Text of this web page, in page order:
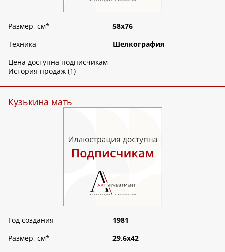
Размер, см*
58х76
Техника
Шелкография
Цена доступна подписчикам
История продаж (1)
Кузькина мать
Год создания
1981
Размер, см*
29,6х42